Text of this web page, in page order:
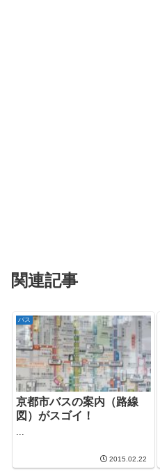
関連記事
バス
京都市バスの案内（路線
図）がスゴイ！
...
2015.02.22